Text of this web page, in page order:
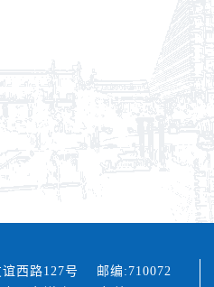
谊西路127号 邮编:710072